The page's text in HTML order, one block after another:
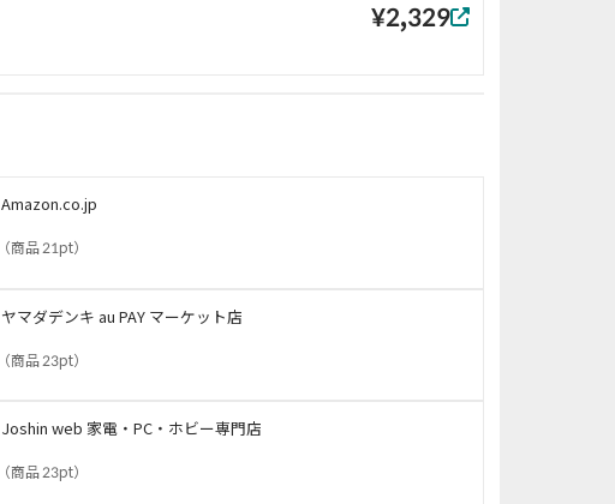
¥2,329
Amazon.co.jp
（商品 21pt）
ヤマダデンキ au PAY マーケット店
（商品 23pt）
Joshin web 家電・PC・ホビー専門店
（商品 23pt）